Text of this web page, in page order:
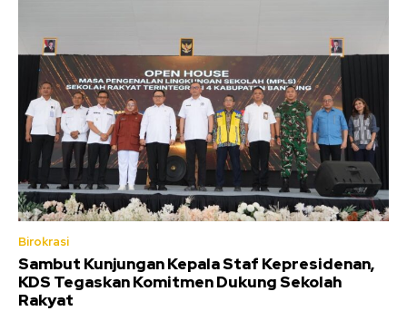
Birokrasi
Sambut Kunjungan Kepala Staf Kepresidenan,
KDS Tegaskan Komitmen Dukung Sekolah
Rakyat